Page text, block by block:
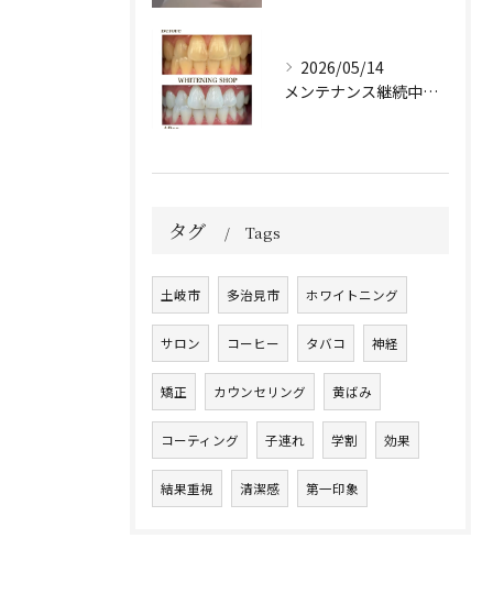
2026/05/14
メンテナンス継続中のお客様🤍
タグ Tags
土岐市 多治見市 ホワイトニング
サロン コーヒー タバコ 神経
矯正 カウンセリング 黄ばみ
コーティング 子連れ 学割 効果
結果重視 清潔感 第一印象